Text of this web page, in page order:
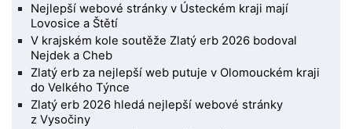
Nejlepší webové stránky v Ústeckém kraji mají
Lovosice a Štětí
V krajském kole soutěže Zlatý erb 2026 bodoval
Nejdek a Cheb
Zlatý erb za nejlepší web putuje v Olomouckém kraji
do Velkého Týnce
Zlatý erb 2026 hledá nejlepší webové stránky
z Vysočiny